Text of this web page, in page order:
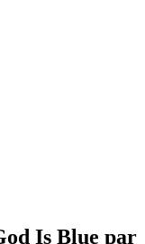
Is Blue par